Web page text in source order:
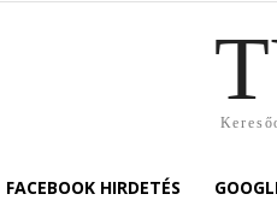
FACEBOOK HIRDETÉS